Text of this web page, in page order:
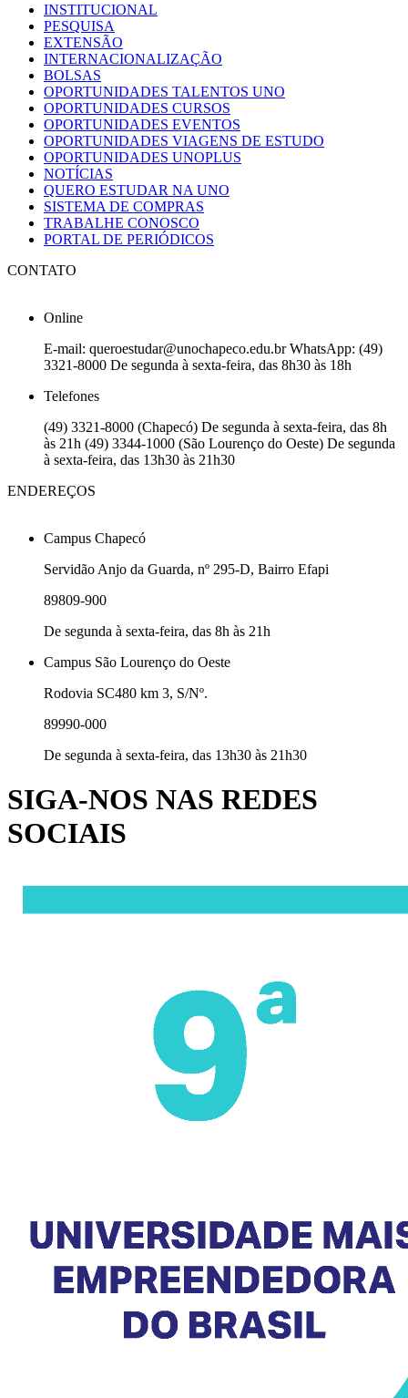
INSTITUCIONAL
PESQUISA
EXTENSÃO
INTERNACIONALIZAÇÃO
BOLSAS
OPORTUNIDADES TALENTOS UNO
OPORTUNIDADES CURSOS
OPORTUNIDADES EVENTOS
OPORTUNIDADES VIAGENS DE ESTUDO
OPORTUNIDADES UNOPLUS
NOTÍCIAS
QUERO ESTUDAR NA UNO
SISTEMA DE COMPRAS
TRABALHE CONOSCO
PORTAL DE PERIÓDICOS
CONTATO
Online
E-mail: queroestudar@unochapeco.edu.br WhatsApp: (49)
3321-8000 De segunda à sexta-feira, das 8h30 às 18h
Telefones
(49) 3321-8000 (Chapecó) De segunda à sexta-feira, das 8h
às 21h (49) 3344-1000 (São Lourenço do Oeste) De segunda
à sexta-feira, das 13h30 às 21h30
ENDEREÇOS
Campus Chapecó
Servidão Anjo da Guarda, nº 295-D, Bairro Efapi
89809-900
De segunda à sexta-feira, das 8h às 21h
Campus São Lourenço do Oeste
Rodovia SC480 km 3, S/Nº.
89990-000
De segunda à sexta-feira, das 13h30 às 21h30
SIGA-NOS NAS REDES
SOCIAIS